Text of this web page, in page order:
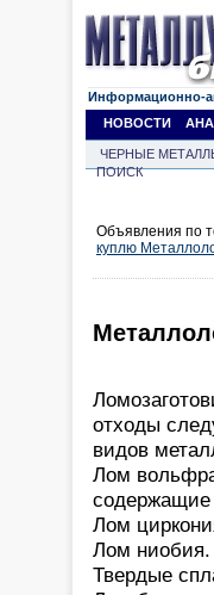
Информационно-
НОВОСТИ
ЧЕРНЫЕ
ПОИСК
Объявления по
куплю
отходы
видов
Лом
содержащие
Лом
Лом ниобия.
Твердые